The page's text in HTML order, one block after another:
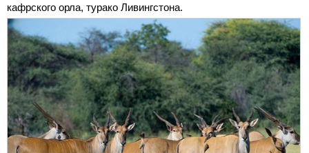
кафрского орла, турако Ливингстона.